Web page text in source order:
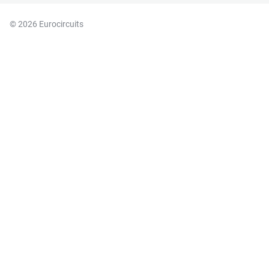
© 2026 Eurocircuits